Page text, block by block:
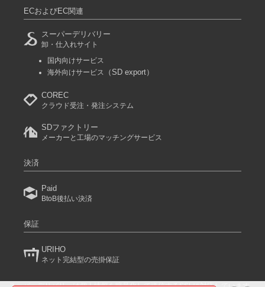
ECおよびEC関連
スーパーデリバリー
卸・仕入れサイト
国内向けサービス
海外向けサービス
（SD export）
COREC
クラウド受注・発注システム
SDファクトリー
メーカーと工場のマッチングサービス
決済
Paid
BtoB後払い決済
保証
URIHO
ネット完結型の売掛保証